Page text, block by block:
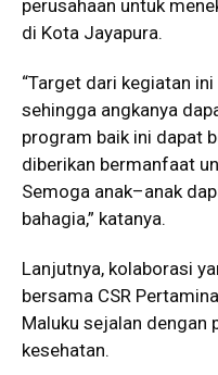
perusahaan untuk
di Kota Jayapura.
“Target dari kegiatan
sehingga angkanya
program baik ini dapat
diberikan bermanfaat
Semoga anak–anak
bahagia,” katanya.
Lanjutnya, kolaborasi
bersama CSR
Maluku sejalan dengan
kesehatan.